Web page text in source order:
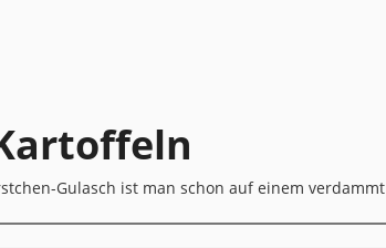
Gulasch ist man schon auf einem verdammt